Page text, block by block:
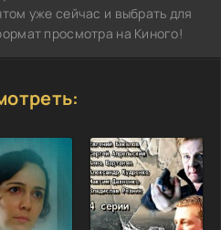
уже сейчас и выбрать для
просмотра на Киного!